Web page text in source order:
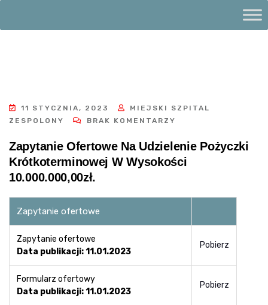
11 STYCZNIA, 2023
MIEJSKI SZPITAL
ZESPOLONY
BRAK KOMENTARZY
Zapytanie Ofertowe Na Udzielenie Pożyczki
Krótkoterminowej W Wysokości
10.000.000,00zł.
Zapytanie ofertowe
Zapytanie ofertowe
Data publikacji: 11.01.2023
Pobierz
Formularz ofertowy
Data publikacji: 11.01.2023
Pobierz